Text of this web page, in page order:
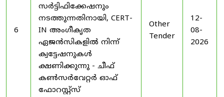
6
സർട്ടിഫിക്കേഷനും
നടത്തുന്നതിനായി, CERT-
IN അംഗീകൃത
ഏജൻസികളിൽ നിന്ന്
ക്വട്ടേഷനുകൾ
ക്ഷണിക്കുന്നു - ചീഫ്
കൺസർവേറ്റർ ഓഫ്
ഫോറസ്റ്റ്സ്
Other
Tender
12-
08-
2026